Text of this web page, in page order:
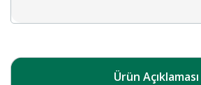
Ürün Açıklaması